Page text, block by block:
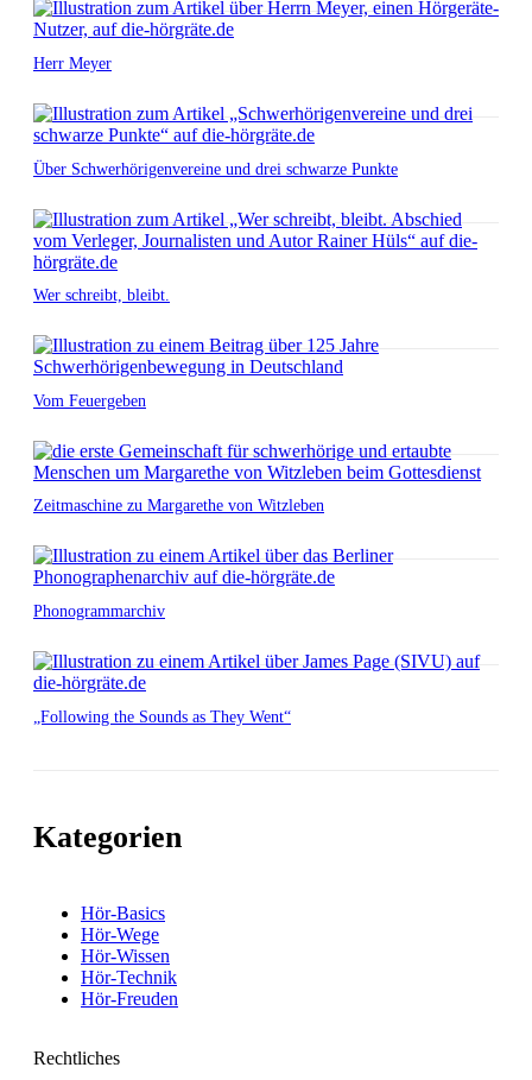
Herr Meyer
Über Schwerhörigenvereine und drei schwarze Punkte
Wer schreibt, bleibt.
Vom Feuergeben
Zeitmaschine zu Margarethe von Witzleben
Phonogrammarchiv
„Following the Sounds as They Went“
Kategorien
Hör-Basics
Hör-Wege
Hör-Wissen
Hör-Technik
Hör-Freuden
Rechtliches